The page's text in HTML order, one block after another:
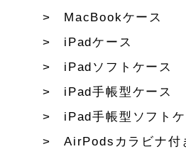
MacBookケース
iPadケース
iPadソフトケース
iPad手帳型ケース
iPad手帳型ソフト
AirPodsカラビナ付